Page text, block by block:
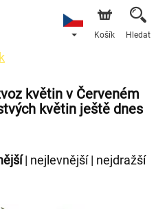
Košík Hledat
květin v Červeném
květin ještě dnes
| nejlevnější| nejdražší